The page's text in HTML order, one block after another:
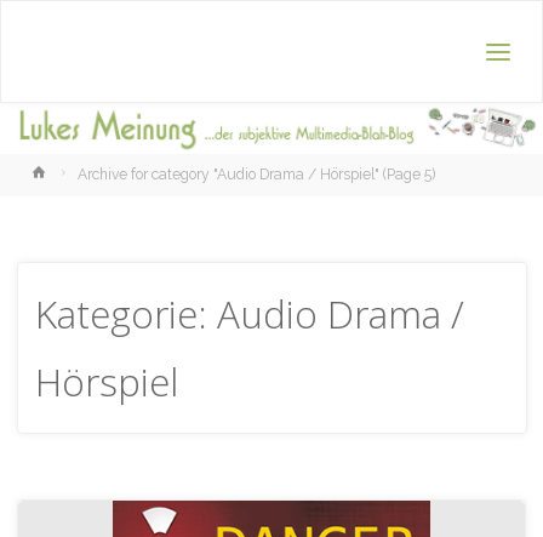
HomeArchive for category "Audio Drama / Hörspiel" (Page 5)
Kategorie: Audio Drama /
Hörspiel